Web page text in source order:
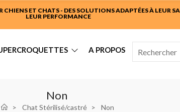
ET CHATS - DES SOLUTIONS ADAPTÉES À LEUR
LEUR PERFORMANCE
A PROPOS
Non
Chat Stérilisé/castré Non